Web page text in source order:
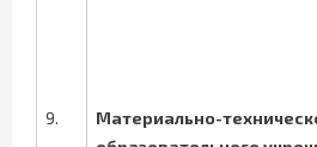
9.
Материально-